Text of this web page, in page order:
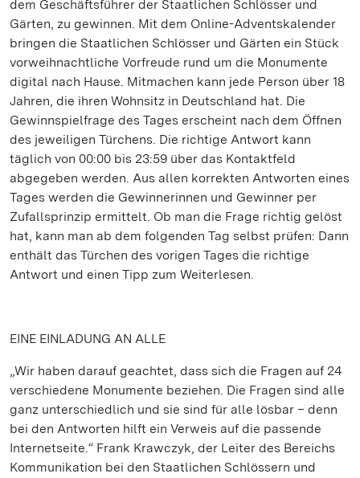
dem Geschäftsführer der Staatlichen Schlösser und
Gärten, zu gewinnen. Mit dem Online-Adventskalender
bringen die Staatlichen Schlösser und Gärten ein Stück
vorweihnachtliche Vorfreude rund um die Monumente
digital nach Hause. Mitmachen kann jede Person über 18
Jahren, die ihren Wohnsitz in Deutschland hat. Die
Gewinnspielfrage des Tages erscheint nach dem Öffnen
des jeweiligen Türchens. Die richtige Antwort kann
täglich von 00:00 bis 23:59 über das Kontaktfeld
abgegeben werden. Aus allen korrekten Antworten eines
Tages werden die Gewinnerinnen und Gewinner per
Zufallsprinzip ermittelt. Ob man die Frage richtig gelöst
hat, kann man ab dem folgenden Tag selbst prüfen: Dann
enthält das Türchen des vorigen Tages die richtige
Antwort und einen Tipp zum Weiterlesen.
EINE EINLADUNG AN ALLE
„Wir haben darauf geachtet, dass sich die Fragen auf 24
verschiedene Monumente beziehen. Die Fragen sind alle
ganz unterschiedlich und sie sind für alle lösbar – denn
bei den Antworten hilft ein Verweis auf die passende
Internetseite.“ Frank Krawczyk, der Leiter des Bereichs
Kommunikation bei den Staatlichen Schlössern und